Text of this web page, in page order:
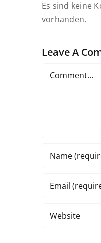
Es sind keine
vorhanden.
Leave A